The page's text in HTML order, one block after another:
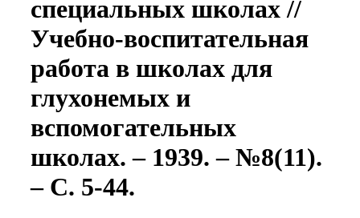
специальных школах //
Учебно-воспитательная
работа в школах для
глухонемых и
вспомогательных
школах. – 1939. – №8(11).
– С. 5-44.